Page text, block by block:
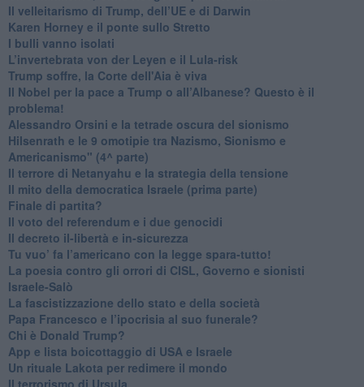
Il velleitarismo di Trump, dell’UE e di Darwin
​Karen Horney e il ponte sullo Stretto
​I bulli vanno isolati
L’invertebrata von der Leyen e il Lula-risk
Trump soffre, la Corte dell'Aia è viva
​Il Nobel per la pace a Trump o all’Albanese? Questo è il
problema!
​Alessandro Orsini e la tetrade oscura del sionismo
​Hilsenrath e le 9 omotipie tra Nazismo, Sionismo e
Americanismo" (4^ parte)
​Il terrore di Netanyahu e la strategia della tensione
Il mito della democratica Israele (prima parte)
​Finale di partita?
​Il voto del referendum e i due genocidi
Il decreto il-libertà e in-sicurezza
Tu vuo’ fa l’americano con la legge spara-tutto!
La poesia contro gli orrori di CISL, Governo e sionisti
Israele-Salò
​La fascistizzazione dello stato e della società
Papa Francesco e l’ipocrisia al suo funerale?
​Chi è Donald Trump?
App e lista boicottaggio di USA e Israele
​Un rituale Lakota per redimere il mondo
Il terrorismo di Ursula